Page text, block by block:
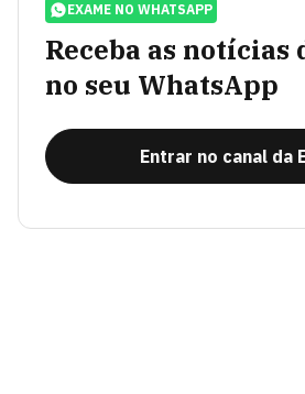
EXAME NO WHATSAPP
Receba as notícias
no seu WhatsApp
Entrar no canal da